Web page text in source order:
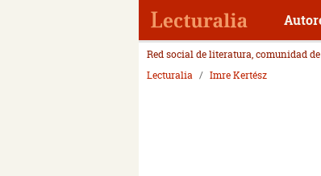
Red social de literatura, comunidad
Lecturalia
Imre Kertész